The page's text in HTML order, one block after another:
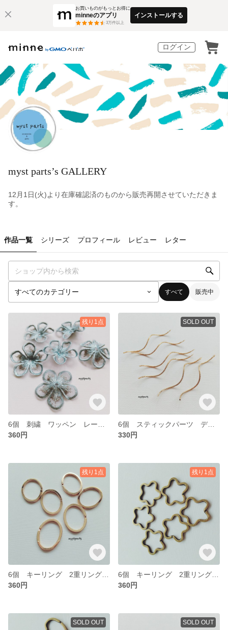
お買いものがもっとお得に
minneのアプリ
3万件以上
インストールする
ログイン
myst parts’s GALLERY
12月1日(火)より在庫確認済のものから販売再開させていただきま
す。
作品一覧 シリーズ プロフィール レビュー レター
すべて 販売中
残り1点
360円
SOLD OUT
6個 スティックパーツ デザインスティック【19p0293】
330円
残り1点
360円
残り1点
360円
SOLD OUT SOLD OUT